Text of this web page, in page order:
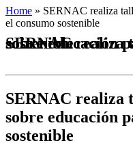
Home » SERNAC realiza
el consumo sostenible
SERNAC realiza taller a estudiantes sobre educación para el consumo sostenible
SERNAC realiza
sobre educación
sostenible